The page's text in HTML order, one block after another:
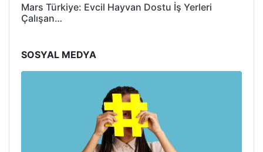
Mars Türkiye: Evcil Hayvan Dostu İş Yerleri
Çalışan…
SOSYAL MEDYA